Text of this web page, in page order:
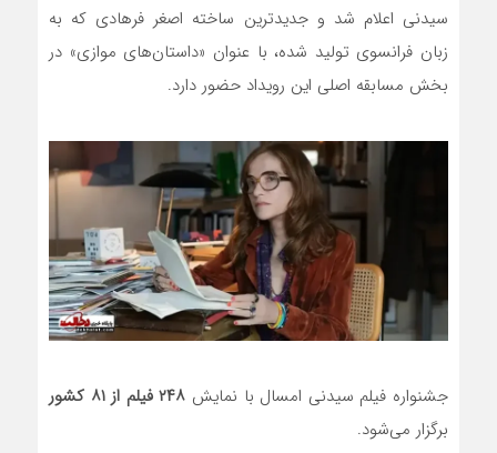
سیدنی اعلام شد و جدیدترین ساخته اصغر فرهادی که به
زبان فرانسوی تولید شده، با عنوان «داستان‌های موازی» در
بخش مسابقه اصلی این رویداد حضور دارد.
جشنواره فیلم سیدنی امسال با نمایش ۲۴۸ فیلم از ۸۱ کشور
برگزار می‌شود.